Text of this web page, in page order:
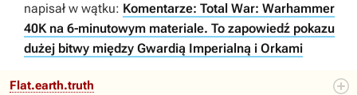
napisał w wątku: Komentarze: Total War: Warhammer
40K na 6-minutowym materiale. To zapowiedź pokazu
dużej bitwy między Gwardią Imperialną i Orkami
Flat.earth.truth